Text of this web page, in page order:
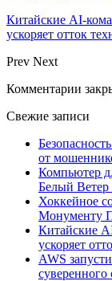
Китайские AI-
ускоряет отток
Prev Next
Комментарии
Свежие записи
от
Компьютер
Белый Ветер
Хоккейное
Монументу
Китайские
ускоряет
AWS
суверенного